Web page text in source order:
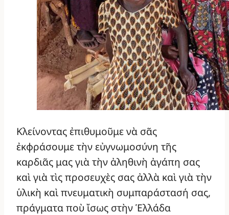
Κλείνοντας ἐπιθυμοῦμε νὰ σᾶς
ἐκφράσουμε τὴν εὐγνωμοσύνη τῆς
καρδιᾶς μας γιὰ τὴν ἀληθινὴ ἀγάπη σας
καὶ γιὰ τὶς προσευχὲς σας ἀλλὰ καὶ γιὰ τὴν
ὑλικὴ καὶ πνευματικὴ συμπαράστασή σας,
πράγματα ποὺ ἴσως στὴν Ἑλλάδα